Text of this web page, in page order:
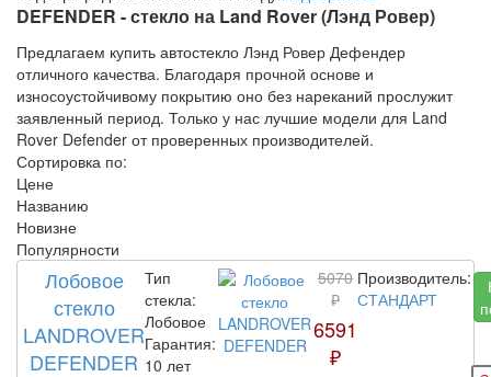
DEFENDER - стекло на Land Rover (Лэнд Ровер)
Предлагаем купить автостекло Лэнд Ровер Дефендер
отличного качества. Благодаря прочной основе и
износоустойчивому покрытию оно без нареканий прослужит
заявленный период. Только у нас лучшие модели для Land
Rover Defender от проверенных производителей.
Сортировка по:
Цене
Названию
Новизне
Популярности
Лобовое
стекло
LANDROVER
DEFENDER
Тип
стекла:
Лобовое
Гарантия:
10 лет
5070
₽
6591
₽
Производитель:
СТАНДАРТ